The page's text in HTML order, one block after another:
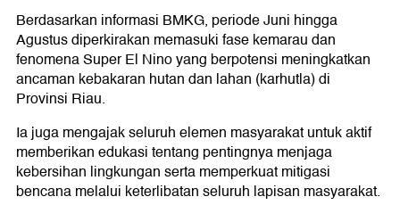
Berdasarkan informasi BMKG, periode Juni hingga
Agustus diperkirakan memasuki fase kemarau dan
fenomena Super El Nino yang berpotensi meningkatkan
ancaman kebakaran hutan dan lahan (karhutla) di
Provinsi Riau.
Ia juga mengajak seluruh elemen masyarakat untuk aktif
memberikan edukasi tentang pentingnya menjaga
kebersihan lingkungan serta memperkuat mitigasi
bencana melalui keterlibatan seluruh lapisan masyarakat.